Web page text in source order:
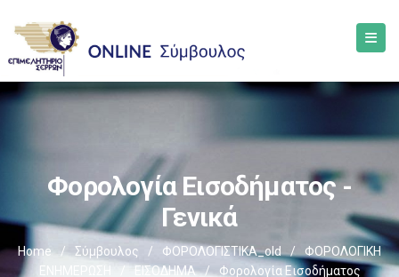
Φορολογία Εισοδήματος -
Γενικά
Home / Σύμβουλος / ΦΟΡΟΛΟΓΙΣΤΙΚΑ_old /
ΦΟΡΟΛΟΓΙΚΗ
ΕΝΗΜΕΡΩΣΗ
/ ΕΙΣΟΔΗΜΑ /
Φορολογία Εισοδήματος